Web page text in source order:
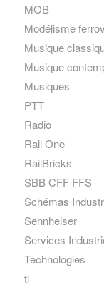
MOB
Modélisme
Musique
Musique
Musiques
PTT
Radio
Rail One
RailBricks
SBB CFF FFS
Schémas
Sennheiser
Services
Technologies
tl